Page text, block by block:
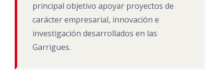
principal objetivo apoyar proyectos de
carácter empresarial, innovación e
investigación desarrollados en las
Garrigues.